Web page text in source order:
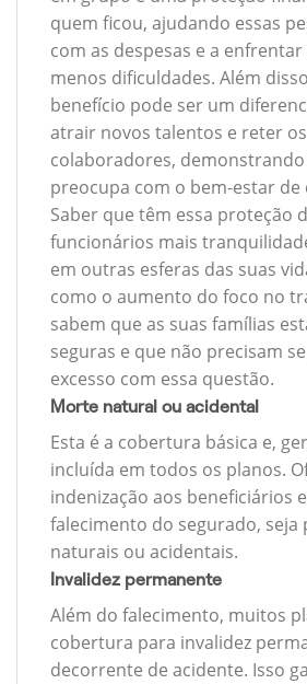
quem ficou, ajudando essas
com as despesas e a enfrentar
menos dificuldades. Além
benefício pode ser um
atrair novos talentos e reter
colaboradores, demonstrando
preocupa com o bem-estar de
Saber que têm essa proteção
funcionários mais
em outras esferas das suas
como o aumento do foco no
sabem que as suas famílias
seguras e que não precisam
excesso com essa questão.
Morte natural ou acidental
Esta é a cobertura básica e,
incluída em todos os planos.
indenização aos beneficiários
falecimento do segurado, seja
naturais ou acidentais.
Invalidez permanente
Além do falecimento, muitos
cobertura para invalidez
decorrente de acidente. Isso